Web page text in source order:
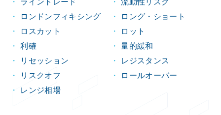
ライントレード
流動性リスク
ロンドンフィキシング
ロング・ショート
ロスカット
ロット
利確
量的緩和
リセッション
レジスタンス
リスクオフ
ロールオーバー
レンジ相場